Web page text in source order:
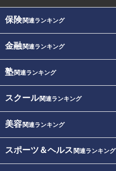
保険関連ランキング
金融関連ランキング
塾関連ランキング
スクール関連ランキング
美容関連ランキング
スポーツ＆ヘルス 関連ランキング